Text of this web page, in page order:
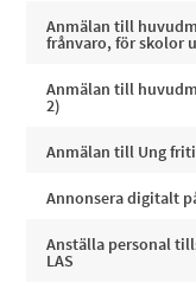
Anmälan till
frånvaro, för skolor
Anmälan till
2)
Anmälan till Ung
Annonsera digitalt
Anställa personal
LAS